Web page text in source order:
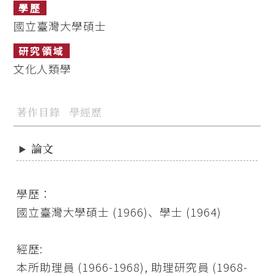
學歷
國立臺灣大學碩士
研究領域
文化人類學
著作目錄 學經歷
論文
學歷：
國立臺灣大學碩士 (1966)、學士 (1964)
經歷:
本所助理員 (1966-1968), 助理研究員 (1968-